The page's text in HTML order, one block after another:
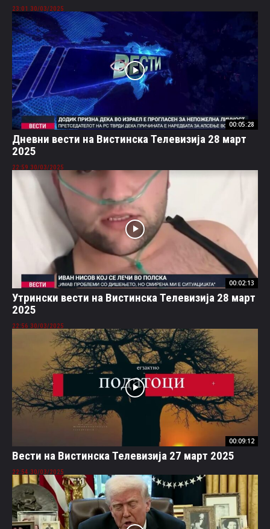
30/03/2025 23:01
00:05:28
Дневни вести на Вистинска Телевизија 28 март
2025
30/03/2025 22:59
00:02:13
Утрински вести на Вистинска Телевизија 28 март
2025
30/03/2025 22:56
00:09:12
Вести на Вистинска Телевизија 27 март 2025
30/03/2025 22:54